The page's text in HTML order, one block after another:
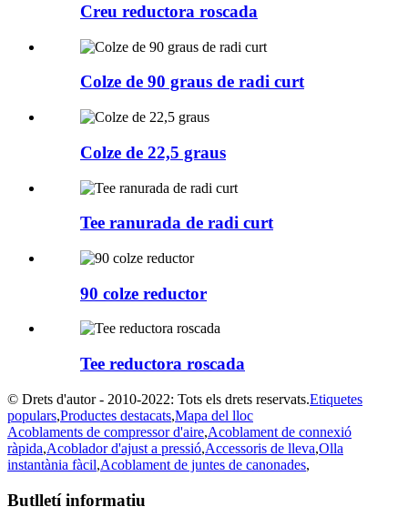
Creu reductora roscada
Colze de 90 graus de radi curt
Colze de 22,5 graus
Tee ranurada de radi curt
90 colze reductor
Tee reductora roscada
© Drets d'autor - 2010-2022: Tots els drets reservats.Etiquetes
populars,Productes destacats,Mapa del lloc
Acoblaments de compressor d'aire,Acoblament de connexió
ràpida,Acoblador d'ajust a pressió,Accessoris de lleva,Olla
instantània fàcil,Acoblament de juntes de canonades,
Butlletí informatiu